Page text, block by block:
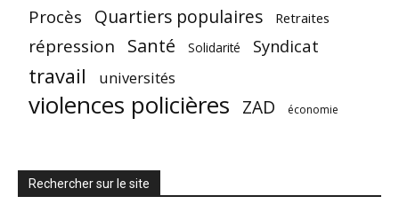
Procès Quartiers populaires Retraites
répression Santé Solidarité Syndicat
travail universités
violences policières ZAD économie
Rechercher sur le site